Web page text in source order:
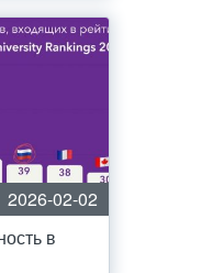
2026-02-02
в